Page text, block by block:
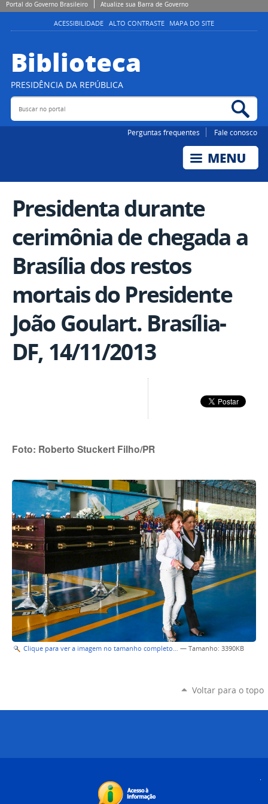
Portal do Governo Brasileiro Atualize sua Barra de Governo
ACESSIBILIDADE ALTO CONTRASTE MAPA DO SITE
Biblioteca
PRESIDÊNCIA DA REPÚBLICA
Buscar no portal
Perguntas frequentes Fale conosco
Presidenta durante
cerimônia de chegada a
Brasília dos restos
mortais do Presidente
João Goulart. Brasília-
DF, 14/11/2013
Foto: Roberto Stuckert Filho/PR
Clique para ver a imagem no tamanho completo… — Tamanho: 3390KB
Voltar para o topo